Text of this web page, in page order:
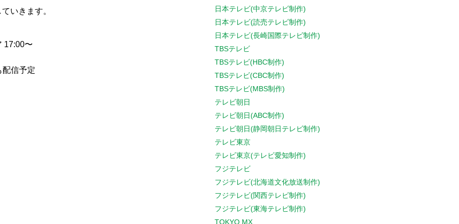
いきます。
17:00〜
配信予定
日本テレビ(中京テレビ制作)
日本テレビ(読売テレビ制作)
日本テレビ(長崎国際テレビ制作)
TBSテレビ
TBSテレビ(HBC制作)
TBSテレビ(CBC制作)
TBSテレビ(MBS制作)
テレビ朝日
テレビ朝日(ABC制作)
テレビ朝日(静岡朝日テレビ制作)
テレビ東京
テレビ東京(テレビ愛知制作)
フジテレビ
フジテレビ(北海道文化放送制作)
フジテレビ(関西テレビ制作)
フジテレビ(東海テレビ制作)
TOKYO MX